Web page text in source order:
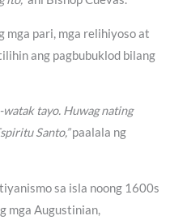
mga pari, mga relihiyoso at
ang pagbubuklod bilang
watak tayo. Huwag nating
Santo,”paalala ng
sa isla noong 1600s
mga Augustinian,